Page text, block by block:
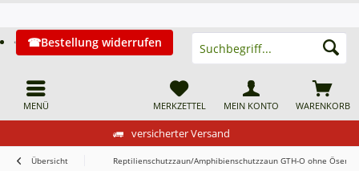
versicherter Versand
MENÜ
Bestellung widerrufen
WARENKORB
MERKZETTEL MEIN KONTO
Übersicht Reptilienschutzzaun/Amphibienschutzzaun GTH-O ohne Ösen